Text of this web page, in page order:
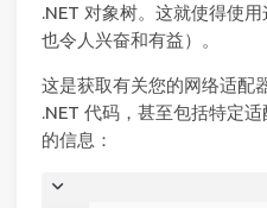
.NET 对象树。这就使得使
也令人兴奋和有益）。
这是获取有关您的网络适配
.NET 代码，甚至包括特定
的信息：